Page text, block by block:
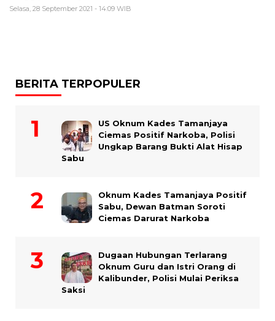
Selasa, 28 September 2021 - 14:09 WIB
BERITA TERPOPULER
US Oknum Kades Tamanjaya
Ciemas Positif Narkoba, Polisi
Ungkap Barang Bukti Alat Hisap
Sabu
Oknum Kades Tamanjaya Positif
Sabu, Dewan Batman Soroti
Ciemas Darurat Narkoba
Dugaan Hubungan Terlarang
Oknum Guru dan Istri Orang di
Kalibunder, Polisi Mulai Periksa
Saksi